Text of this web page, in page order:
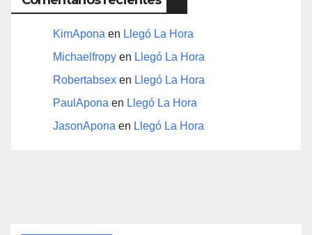
KimApona en Llegó La Hora
Michaelfropy en Llegó La Hora
Robertabsex en Llegó La Hora
PaulApona en Llegó La Hora
JasonApona en Llegó La Hora